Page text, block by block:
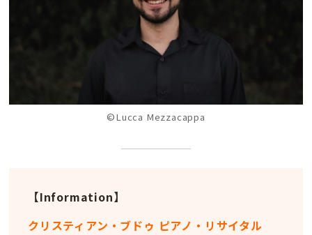
©Lucca Mezzacappa
【Information】
クリスティアン・ブドゥ ピアノ・リサイタル